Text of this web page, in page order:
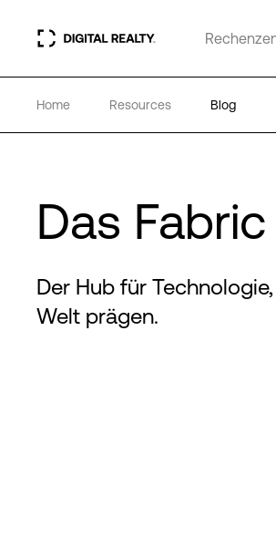
Home Resources Blog
Das Fabric
Der Hub für
Welt prägen.